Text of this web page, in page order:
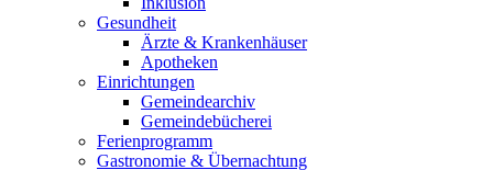
Gesundheit
Ärzte & Krankenhäuser
Apotheken
Einrichtungen
Gemeindearchiv
Gemeindebücherei
Ferienprogramm
Gastronomie & Übernachtung